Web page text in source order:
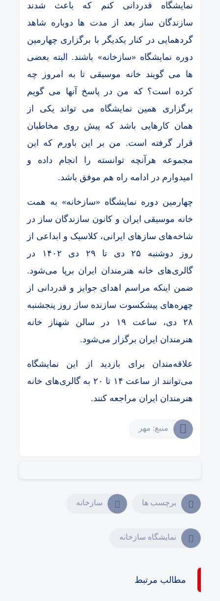
نمایشگاه قدردانی کنم که باعث شدند
سازندگان ساز بعد از مدت ها دوباره شاهد
گردهمایی در کنار یکدیگر با برگزاری چهارمین
دوره نمایشگاه «سازخانه» باشند. البته بعضی
ها می گویند خانه موسیقی تا به امروز چه
کرده است؟ که من در پاسخ آنها می گویم
برگزاری همین نمایشگاه می تواند یکی از
همان کارهایی باشد که پیش روی مخاطبان
قرار گرفته است. من بر این باورم که این
مجموعه هرآنچه توانسته را انجام داده و
امیدوارم در ادامه راه هم موفق باشد.
چهارمین دوره نمایشگاه «سازخانه» به همت
خانه موسیقی ایران و کانون سازندگان ساز در
شاخه‌های سازهای ایرانی، کلاسیک و ابداعی از
روز دوشنبه ۲۵ دی تا ۲۹ دی ۱۴۰۲ در
گالری‌های خانه هنرمندان ایران برپا می‌شود.
ضمن اینکه مراسم اهدای جوایز و قدردانی از
چهره‌های پیشکسوت سازنده ساز روز پنجشنبه
۲۸ دی، ساعت ۱۹ در سالن شهناز خانه
هنرمندان ایران برگزار می‌شود.
علاقه‌مندان برای بازدید از این نمایشگاه
می‌توانند از ساعت ۱۴ تا ۲۰ به گالری‌های خانه
هنرمندان ایران مراجعه کنند.
منبع: مهر
برچسب ها سازخانه
نمایشگاه سازخانه
مطالب مرتبط